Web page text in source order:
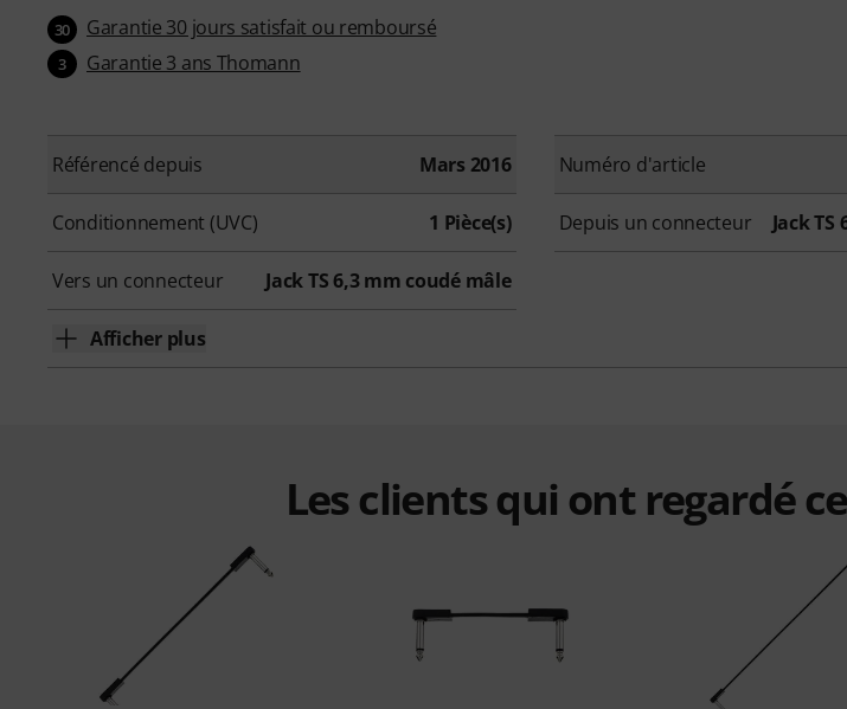
30 Garantie 30 jours satisfait ou remboursé
3 Garantie 3 ans Thomann
Référencé depuis Mars 2016 Numéro d'article
Conditionnement (UVC) 1 Pièce(s) Depuis un connecteur Jack
Vers un connecteur Jack TS 6,3 mm coudé mâle
Afficher plus
Les clients qui ont regardé